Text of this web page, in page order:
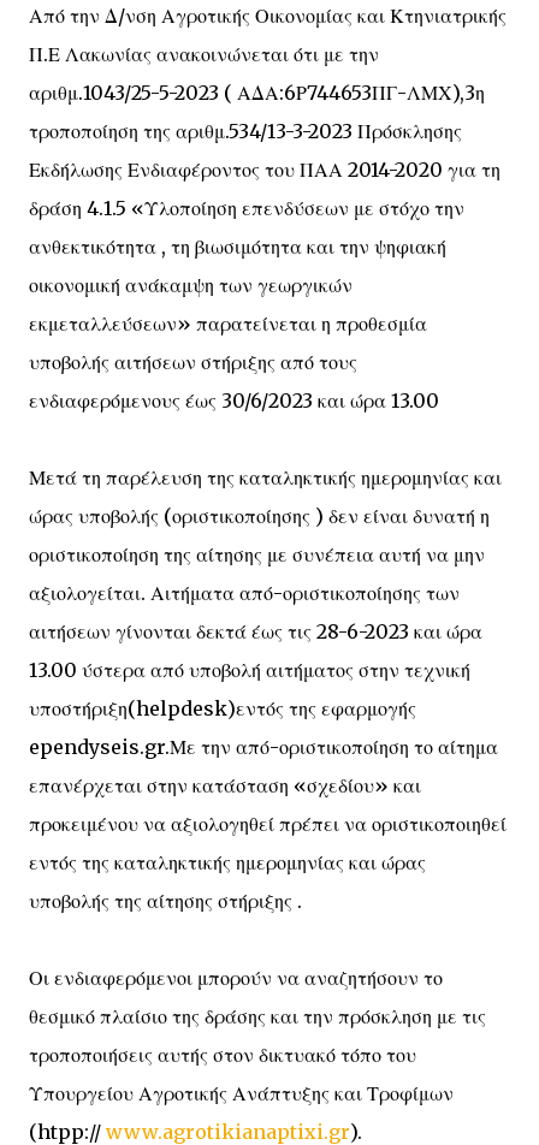
Από την Δ/νση Αγροτικής Οικονομίας και Κτηνιατρικής
Π.Ε Λακωνίας ανακοινώνεται ότι με την
αριθμ.1043/25-5-2023 ( ΑΔΑ:6Ρ744653ΠΓ-ΛΜΧ),3η
τροποποίηση της αριθμ.534/13-3-2023 Πρόσκλησης
Εκδήλωσης Ενδιαφέροντος του ΠΑΑ 2014-2020 για τη
δράση 4.1.5 «Υλοποίηση επενδύσεων με στόχο την
ανθεκτικότητα , τη βιωσιμότητα και την ψηφιακή
οικονομική ανάκαμψη των γεωργικών
εκμεταλλεύσεων» παρατείνεται η προθεσμία
υποβολής αιτήσεων στήριξης από τους
ενδιαφερόμενους έως 30/6/2023 και ώρα 13.00
Μετά τη παρέλευση της καταληκτικής ημερομηνίας και
ώρας υποβολής (οριστικοποίησης ) δεν είναι δυνατή η
οριστικοποίηση της αίτησης με συνέπεια αυτή να μην
αξιολογείται. Αιτήματα από-οριστικοποίησης των
αιτήσεων γίνονται δεκτά έως τις 28-6-2023 και ώρα
13.00 ύστερα από υποβολή αιτήματος στην τεχνική
υποστήριξη(helpdesk)εντός της εφαρμογής
ependyseis.gr.Με την από-οριστικοποίηση το αίτημα
επανέρχεται στην κατάσταση «σχεδίου» και
προκειμένου να αξιολογηθεί πρέπει να οριστικοποιηθεί
εντός της καταληκτικής ημερομηνίας και ώρας
υποβολής της αίτησης στήριξης .
Οι ενδιαφερόμενοι μπορούν να αναζητήσουν το
θεσμικό πλαίσιο της δράσης και την πρόσκληση με τις
τροποποιήσεις αυτής στον δικτυακό τόπο του
Υπουργείου Αγροτικής Ανάπτυξης και Τροφίμων
(htpp:// www.agrotikianaptixi.gr).